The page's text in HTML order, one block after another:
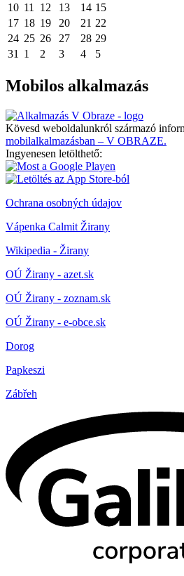
10 11 12 13 14 15
17 18 19 20 21 22
24 25 26 27 28 29
31
1 2 3 4 5
Mobilos alkalmazás
Kövesd weboldalunkról származó
mobilalkalmazásban – V OBRAZE.
Ingyenesen letölthető:
Ochrana osobných údajov
Vápenka Calmit Žirany
Wikipedia - Žirany
OÚ Žirany - azet.sk
OÚ Žirany - zoznam.sk
OÚ Žirany - e-obce.sk
Dorog
Papkeszi
Zábřeh